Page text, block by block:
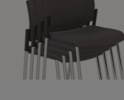
Cena regularna: 959,40 zł
Najniższa cena: 723,24 zł
do koszyka